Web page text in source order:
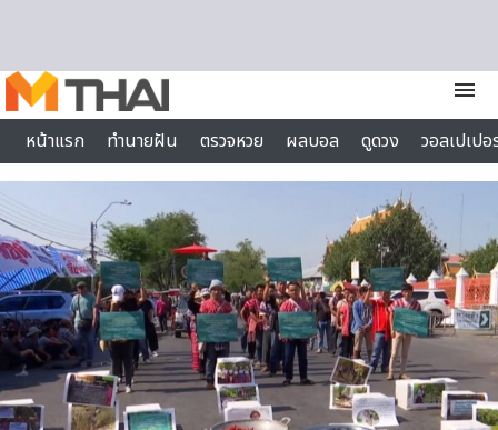
menu
หน้าแรก
ทำนายฝัน ตรวจหวย ผลบอล ดูดวง
วอลเปเป
ไลฟ์สไตล์